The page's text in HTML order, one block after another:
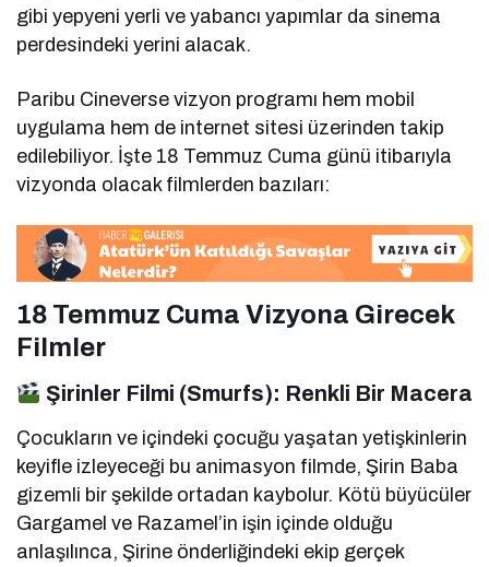
gibi yepyeni yerli ve yabancı yapımlar da sinema
perdesindeki yerini alacak.
Paribu Cineverse vizyon programı hem mobil
uygulama hem de internet sitesi üzerinden takip
edilebiliyor. İşte 18 Temmuz Cuma günü itibarıyla
vizyonda olacak filmlerden bazıları:
18 Temmuz Cuma Vizyona Girecek
Filmler
Şirinler Filmi (Smurfs): Renkli Bir Macera
Çocukların ve içindeki çocuğu yaşatan yetişkinlerin
keyifle izleyeceği bu animasyon filmde, Şirin Baba
gizemli bir şekilde ortadan kaybolur. Kötü büyücüler
Gargamel ve Razamel’in işin içinde olduğu
anlaşılınca, Şirine önderliğindeki ekip gerçek